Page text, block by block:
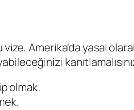
Amerika’da yasal
olmak.